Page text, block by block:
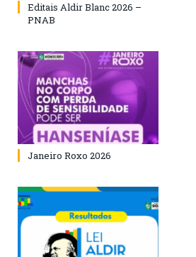
Editais Aldir Blanc 2026 –
PNAB
Janeiro Roxo 2026